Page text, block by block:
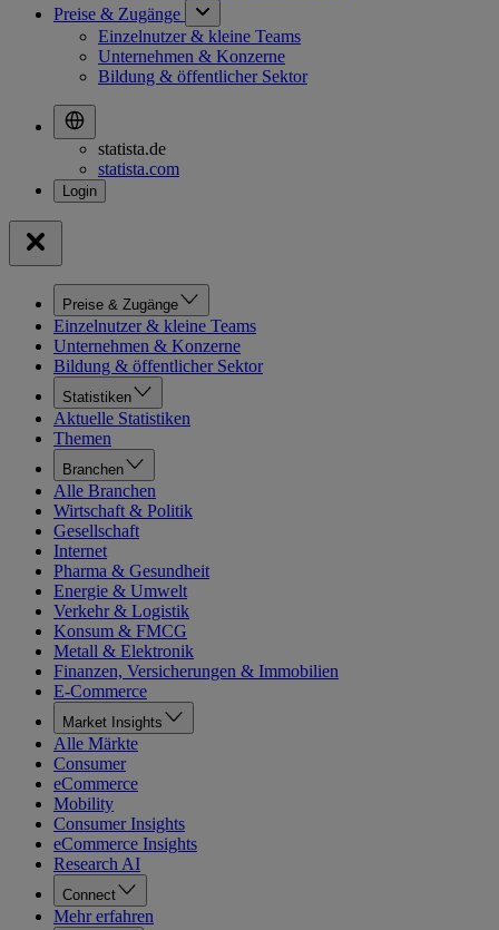
Preise & Zugänge
Einzelnutzer & kleine Teams
Unternehmen & Konzerne
Bildung & öffentlicher Sektor
statista.de
statista.com
Preise & Zugänge
Einzelnutzer & kleine Teams
Unternehmen & Konzerne
Bildung & öffentlicher Sektor
Statistiken
Aktuelle Statistiken
Themen
Branchen
Alle Branchen
Wirtschaft & Politik
Gesellschaft
Internet
Pharma & Gesundheit
Energie & Umwelt
Verkehr & Logistik
Konsum & FMCG
Metall & Elektronik
Finanzen, Versicherungen & Immobilien
E-Commerce
Market Insights
Alle Märkte
Consumer
eCommerce
Mobility
Consumer Insights
eCommerce Insights
Research AI
Connect
Mehr erfahren